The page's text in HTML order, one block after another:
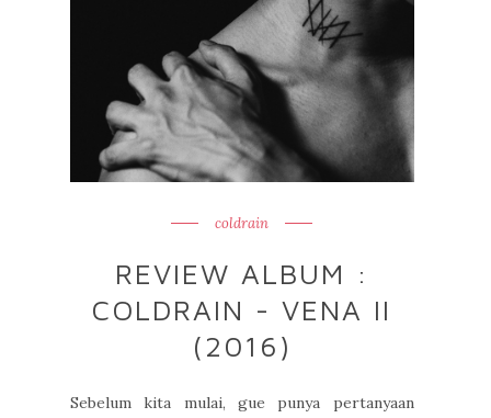
coldrain
REVIEW ALBUM :
COLDRAIN - VENA II
(2016)
Sebelum kita mulai, gue punya pertanyaan